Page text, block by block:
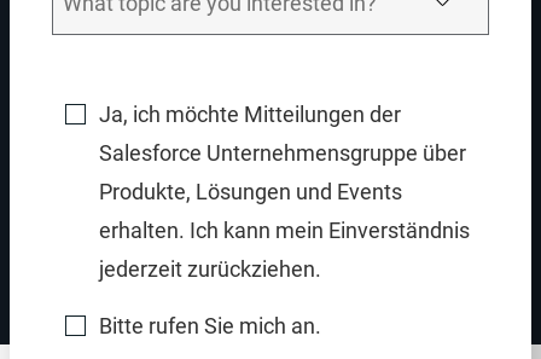
Ja, ich möchte Mitteilungen der
Salesforce Unternehmensgruppe über
Produkte, Lösungen und Events
erhalten. Ich kann mein Einverständnis
jederzeit zurückziehen.
Bitte rufen Sie mich an.
Gewinnen Sie Mehrwert aus Daten mit Multi-Domain
Cloud-MDM